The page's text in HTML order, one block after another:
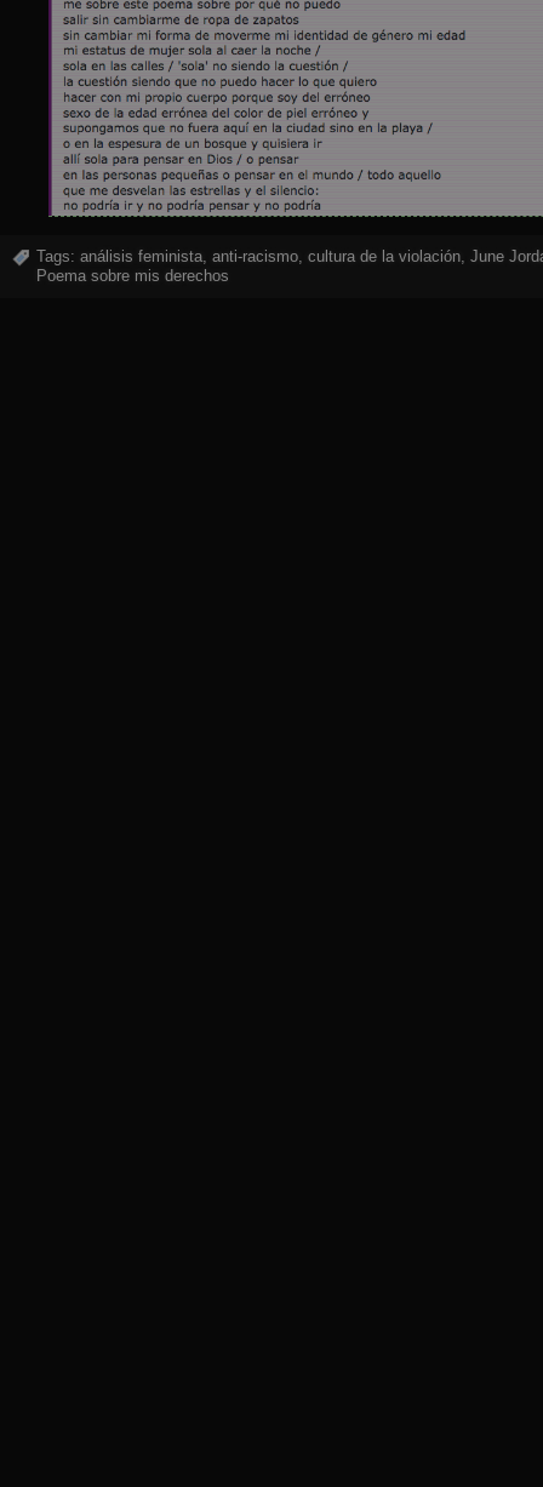
Tags: análisis feminista anti-racismo cultura de la violación June
Poema sobre mis derechos